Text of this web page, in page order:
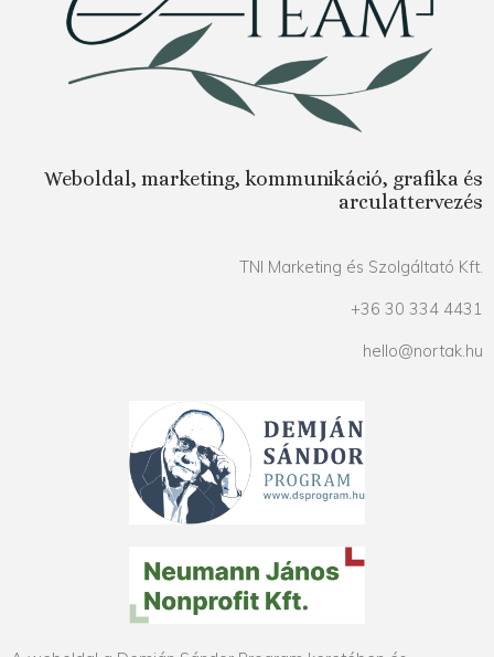
Weboldal, marketing, kommunikáció, grafika és
arculattervezés
TNI Marketing és Szolgáltató Kft.
+36 30 334 4431
hello@nortak.hu